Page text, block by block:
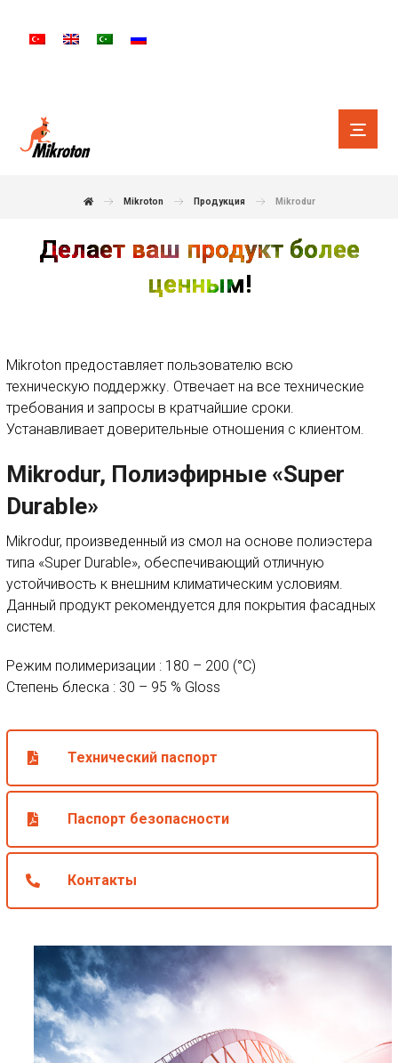
Mikroton Продукция Mikrodur
Делает ваш продукт более
ценным!
Mikroton предоставляет пользователю всю
техническую поддержку. Отвечает на все технические
требования и запросы в кратчайшие сроки.
Устанавливает доверительные отношения с клиентом.
Mikrodur, Полиэфирные «Super
Durable»
Mikrodur, произведенный из смол на основе полиэстера
типа «Super Durable», обеспечивающий отличную
устойчивость к внешним климатическим условиям.
Данный продукт рекомендуется для покрытия фасадных
систем.
Режим полимеризации : 180 – 200 (°C)
Степень блеска : 30 – 95 % Gloss
Технический паспорт
Паспорт безопасности
Контакты